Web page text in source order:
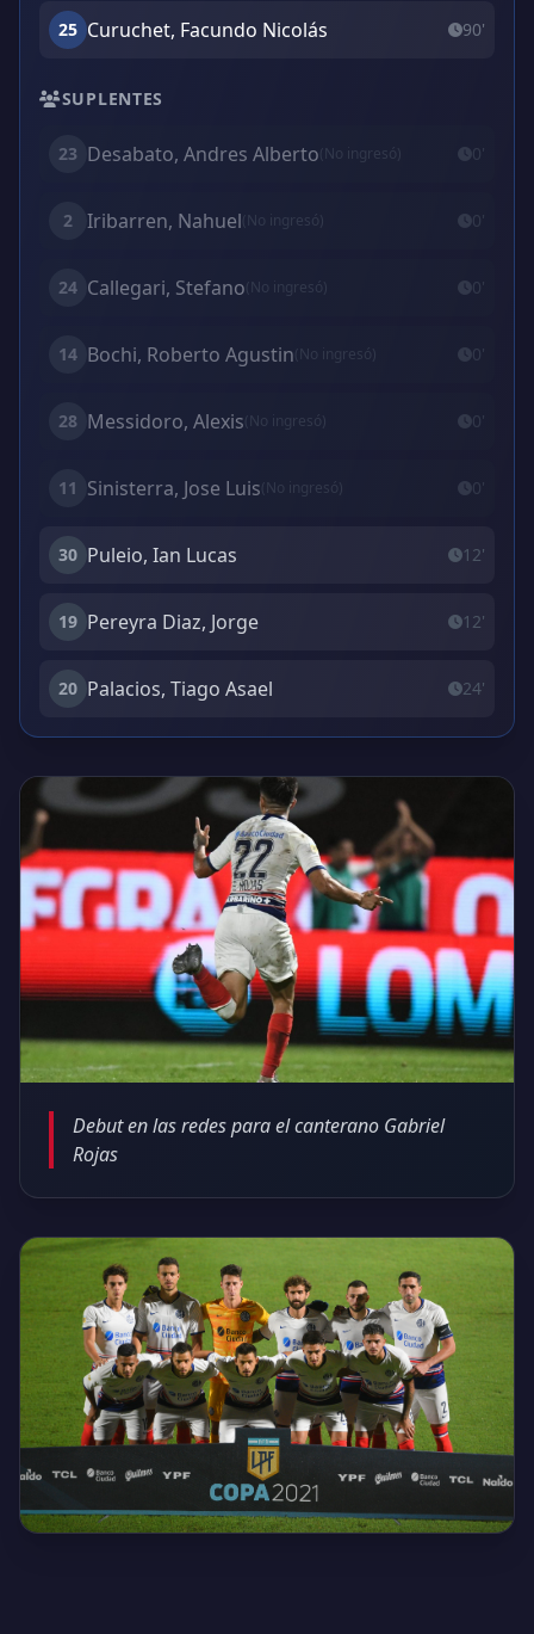
25 Curuchet, Facundo Nicolás 90'
SUPLENTES
23 Desabato, Andres Alberto(No ingresó) 0'
2 Iribarren, Nahuel(No ingresó) 0'
24 Callegari, Stefano(No ingresó) 0'
14 Bochi, Roberto Agustin(No ingresó) 0'
28 Messidoro, Alexis(No ingresó) 0'
11 Sinisterra, Jose Luis(No ingresó) 0'
30 Puleio, Ian Lucas 12'
19 Pereyra Diaz, Jorge 12'
20 Palacios, Tiago Asael 24'
Debut en las redes para el canterano Gabriel
Rojas